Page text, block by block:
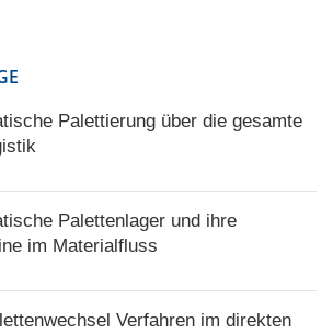
Palettierung über die gesamte
Palettenlager und ihre
im Materialfluss
Verfahren im direkten